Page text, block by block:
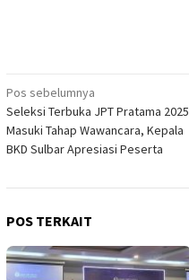
Navigasi
pos
Pos sebelumnya
Seleksi Terbuka JPT Pratama 2025
Masuki Tahap Wawancara, Kepala
BKD Sulbar Apresiasi Peserta
POS TERKAIT